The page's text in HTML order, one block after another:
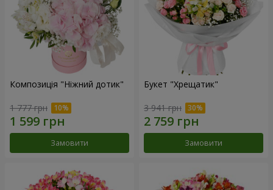
Композиція "Ніжний дотик"
1 777 грн
Замовити
Букет "Хрещатик"
3 941 грн
Замовити